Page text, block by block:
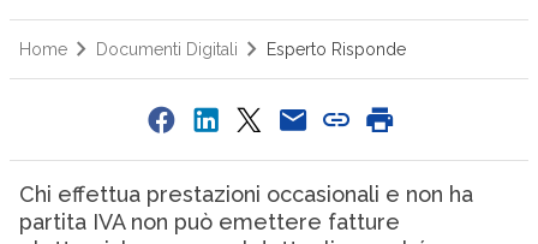
Home Documenti Digitali Esperto Risponde
Chi effettua prestazioni occasionali e non ha
partita IVA non può emettere fatture